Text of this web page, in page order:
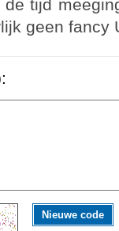
tijd
geen fancy
Nieuwe code